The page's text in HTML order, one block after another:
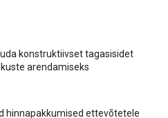
konstruktiivset tagasisidet
arendamiseks
hinnapakkumised ettevõtetele